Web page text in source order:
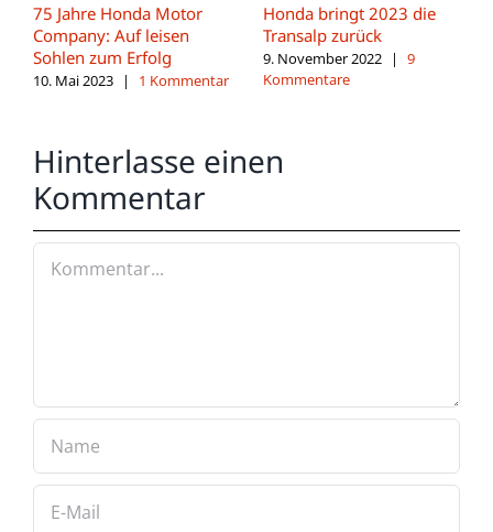
75 Jahre Honda Motor
Company: Auf leisen
Sohlen zum Erfolg
10. Mai 2023 | 1 Kommentar
Honda bringt 2023 die
Transalp zurück
9. November 2022 |
9
Kommentare
Hinterlasse einen
Kommentar